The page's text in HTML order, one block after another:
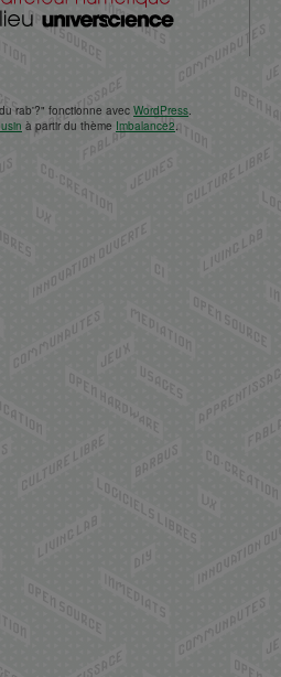
rab'?" fonctionne avec WordPress.
à partir du thème Imbalance2.